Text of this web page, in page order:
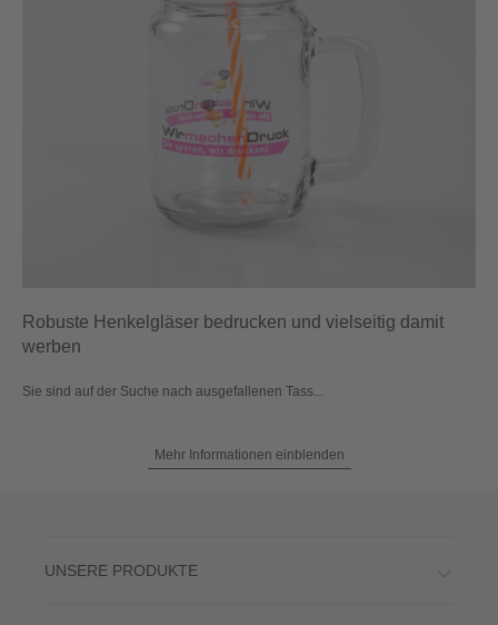
Robuste Henkelgläser bedrucken und vielseitig damit
werben
Sie sind auf der Suche nach ausgefallenen Tass...
Mehr Informationen einblenden
UNSERE PRODUKTE